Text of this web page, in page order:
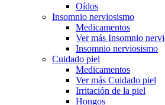
Oídos
Insomnio nerviosismo
Medicamentos
Ver más Insomnio
Insomnio nerviosismo
Cuidado piel
Medicamentos
Ver más Cuidado piel
Irritación de la piel
Hongos